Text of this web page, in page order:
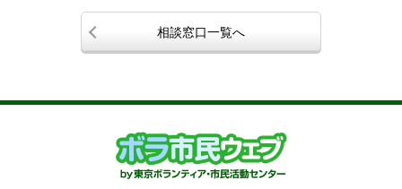
相談窓口一覧へ